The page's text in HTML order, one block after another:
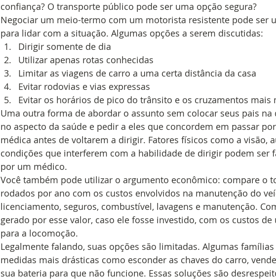
confiança? O transporte público pode ser uma opção segura?
Negociar um meio-termo com um motorista resistente pode ser
para lidar com a situação. Algumas opções a serem discutidas:
Dirigir somente de dia
Utilizar apenas rotas conhecidas
Limitar as viagens de carro a uma certa distância da casa
Evitar rodovias e vias expressas
Evitar os horários de pico do trânsito e os cruzamentos mais
Uma outra forma de abordar o assunto sem colocar seus pais na
no aspecto da saúde e pedir a eles que concordem em passar
médica antes de voltarem a dirigir. Fatores físicos como a visão,
condições que interferem com a habilidade de dirigir podem ser
por um médico.
Você também pode utilizar o argumento econômico: compare o
rodados por ano com os custos envolvidos na manutenção do
licenciamento, seguros, combustível, lavagens e manutenção.
gerado por esse valor, caso ele fosse investido, com os custos de
para a locomoção.
Legalmente falando, suas opções são limitadas. Algumas
medidas mais drásticas como esconder as chaves do carro,
sua bateria para que não funcione. Essas soluções são